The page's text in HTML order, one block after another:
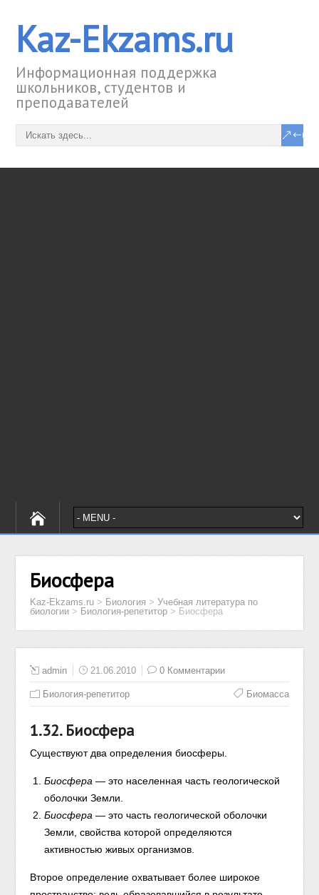
Kaz-Ekzams.ru
Информационная поддержка
школьников, студентов и
преподавателей
Биосфера
Kaz-Ekzams.ru > Биология >Учебная литература по
биологии > Биология-репетитор > Биосфера
admin 21.06.2010 0 Комментарии
Биология-репетитор Биомасса
1.32. Биосфера
Существуют два определения биосферы.
Биосфера — это населенная часть геологической
оболочки Земли.
Биосфера — это часть геологической оболочки
Земли, свойства которой определяются
активностью живых организмов.
Второе определение охватывает более широкое